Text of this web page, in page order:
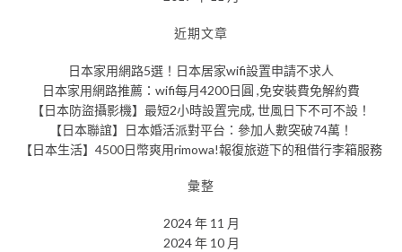
近期文章
日本家用網路5選！日本居家wifi設置申請不求人
日本家用網路推薦：wifi每月4200日圓 ,免安裝費免解約費
【日本防盜攝影機】最短2小時設置完成, 世風日下不可不設！
【日本聯誼】日本婚活派對平台：參加人數突破74萬！
【日本生活】4500日幣爽用rimowa!報復旅遊下的租借行李箱服務
彙整
2024 年 11 月
2024 年 10 月